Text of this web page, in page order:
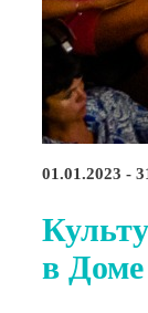
01.01.2023 -
в Доме